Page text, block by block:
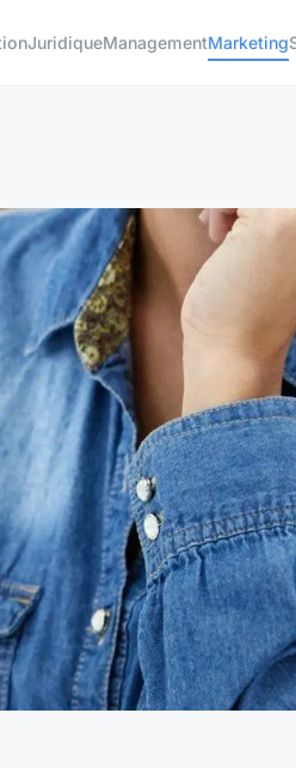
JuridiqueManagementMarketing